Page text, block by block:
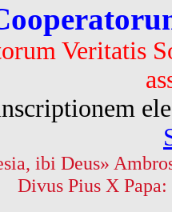
Veritatis
ibi Deus»
Divus Pius X Papa: